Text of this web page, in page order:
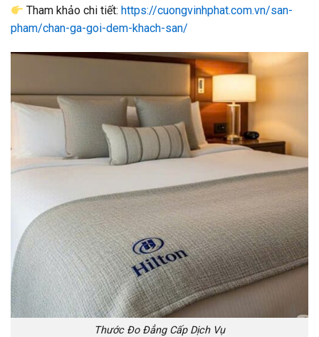
Tham khảo chi tiết:https://cuongvinhphat.com.vn/san-
pham/chan-ga-goi-dem-khach-san/
Thước Đo Đẳng Cấp Dịch Vụ